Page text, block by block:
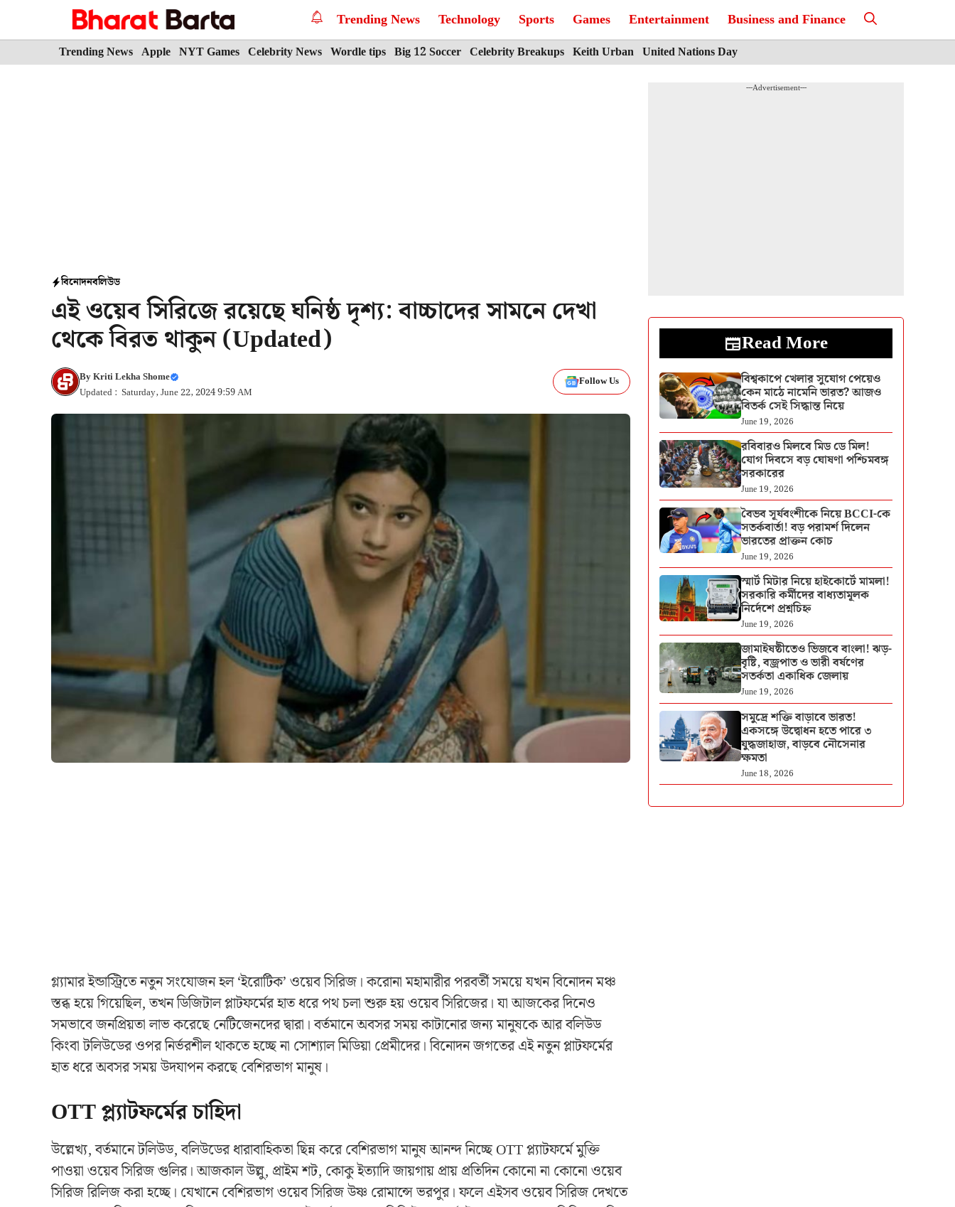
Trending News Technology Sports Games Entertainment Business and Finance
Trending News Apple NYT Games Celebrity News Wordle tips Big 12 Soccer Celebrity Breakups Keith Urban United Nations Day
বিনোদনবলিউড
এই ওয়েব সিরিজে রয়েছে ঘনিষ্ঠ দৃশ্য: বাচ্চাদের সামনে দেখা
থেকে বিরত থাকুন (Updated)
ByKriti Lekha Shome
Updated : Saturday, June 22, 2024 9:59 AM
Follow Us
গ্ল্যামার ইন্ডাস্ট্রিতে নতুন সংযোজন হল ‘ইরোটিক’ ওয়েব সিরিজ। করোনা মহামারীর পরবর্তী সময়ে যখন বিনোদন মঞ্চ
স্তব্ধ হয়ে গিয়েছিল, তখন ডিজিটাল প্লাটফর্মের হাত ধরে পথ চলা শুরু হয় ওয়েব সিরিজের। যা আজকের দিনেও
সমভাবে জনপ্রিয়তা লাভ করেছে নেটিজেনদের দ্বারা। বর্তমানে অবসর সময় কাটানোর জন্য মানুষকে আর বলিউড
কিংবা টলিউডের ওপর নির্ভরশীল থাকতে হচ্ছে না সোশ্যাল মিডিয়া প্রেমীদের। বিনোদন জগতের এই নতুন প্লাটফর্মের
হাত ধরে অবসর সময় উদযাপন করছে বেশিরভাগ মানুষ।
OTT প্ল্যাটফর্মের চাহিদা
উল্লেখ্য, বর্তমানে টলিউড, বলিউডের ধারাবাহিকতা ছিন্ন করে বেশিরভাগ মানুষ আনন্দ নিচ্ছে OTT প্ল্যাটফর্মে মুক্তি
পাওয়া ওয়েব সিরিজ গুলির। আজকাল উল্লু, প্রাইম শট, কোকু ইত্যাদি জায়গায় প্রায় প্রতিদিন কোনো না কোনো ওয়েব
সিরিজ রিলিজ করা হচ্ছে। যেখানে বেশিরভাগ ওয়েব সিরিজ উষ্ণ রোমান্সে ভরপুর। ফলে এইসব ওয়েব সিরিজ দেখতে
---Advertisement---
Read More
বিশ্বকাপে খেলার সুযোগ পেয়েও
কেন মাঠে নামেনি ভারত? আজও
বিতর্ক সেই সিদ্ধান্ত নিয়ে
June 19, 2026
রবিবারও মিলবে মিড ডে মিল!
যোগ দিবসে বড় ঘোষণা পশ্চিমবঙ্গ
সরকারের
June 19, 2026
বৈভব সূর্যবংশীকে নিয়ে BCCI-কে
সতর্কবার্তা! বড় পরামর্শ দিলেন
ভারতের প্রাক্তন কোচ
June 19, 2026
স্মার্ট মিটার নিয়ে হাইকোর্টে মামলা!
সরকারি কর্মীদের বাধ্যতামূলক
নির্দেশে প্রশ্নচিহ্ন
June 19, 2026
জামাইষষ্ঠীতেও ভিজবে বাংলা! ঝড়-
বৃষ্টি, বজ্রপাত ও ভারী বর্ষণের
সতর্কতা একাধিক জেলায়
June 19, 2026
সমুদ্রে শক্তি বাড়াবে ভারত!
একসঙ্গে উদ্বোধন হতে পারে ৩
যুদ্ধজাহাজ, বাড়বে নৌসেনার
ক্ষমতা
June 18, 2026